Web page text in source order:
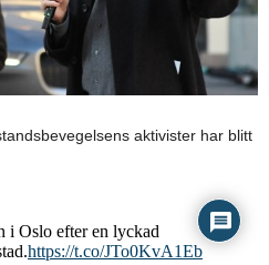
aktivister har blitt
i Oslo efter en lyckad
https://t.co/JTo0KvA1Eb